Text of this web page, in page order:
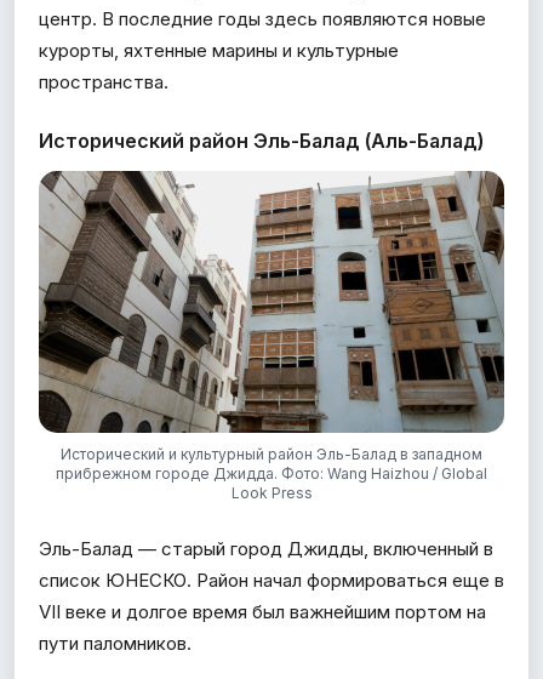
центр. В последние годы здесь появляются новые
курорты, яхтенные марины и культурные
пространства.
Исторический район Эль-Балад (Аль-Балад)
Исторический и культурный район Эль-Балад в западном
прибрежном городе Джидда. Фото: Wang Haizhou / Global
Look Press
Эль-Балад — старый город Джидды, включенный в
список ЮНЕСКО. Район начал формироваться еще в
VII веке и долгое время был важнейшим портом на
пути паломников.